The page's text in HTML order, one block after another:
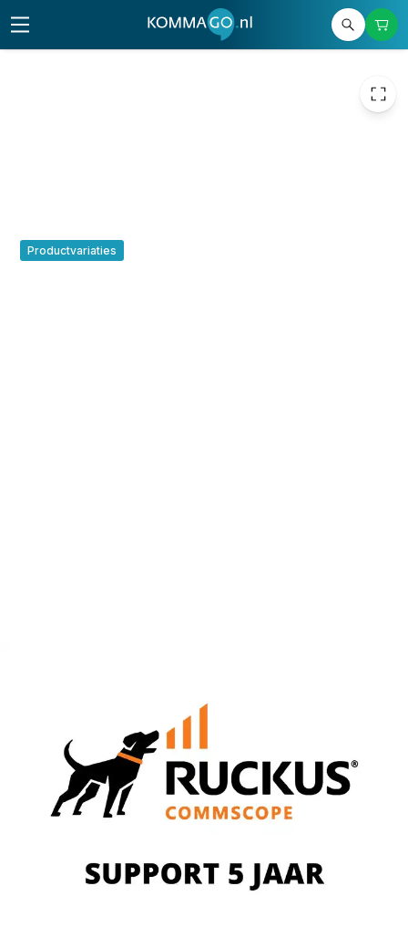
Productvariaties